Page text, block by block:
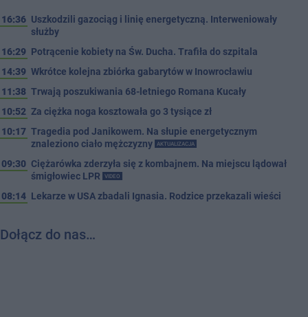
16:36 Uszkodzili gazociąg i linię energetyczną. Interweniowały
służby
16:29 Potrącenie kobiety na Św. Ducha. Trafiła do szpitala
14:39 Wkrótce kolejna zbiórka gabarytów w Inowrocławiu
11:38 Trwają poszukiwania 68-letniego Romana Kucały
10:52 Za ciężka noga kosztowała go 3 tysiące zł
10:17 Tragedia pod Janikowem. Na słupie energetycznym
znaleziono ciało mężczyzny
AKTUALIZACJA
09:30 Ciężarówka zderzyła się z kombajnem. Na miejscu lądował
śmigłowiec LPR
VIDEO
08:14 Lekarze w USA zbadali Ignasia. Rodzice przekazali wieści
Dołącz do nas…